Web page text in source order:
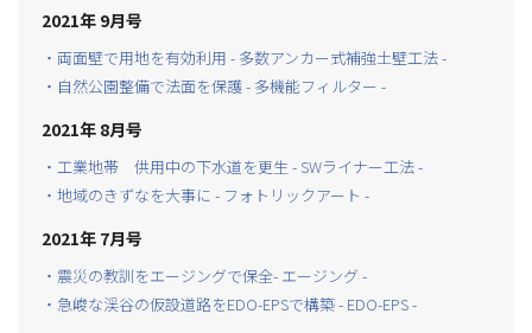
2021年 9月号
・両面壁で用地を有効利用 - 多数アンカー式補強土壁工法 -
・自然公園整備で法面を保護 - 多機能フィルター -
2021年 8月号
・工業地帯 供用中の下水道を更生 - SWライナー工法 -
・地域のきずなを大事に - フォトリックアート -
2021年 7月号
・震災の教訓をエージングで保全- エージング -
・急峻な渓谷の仮設道路をEDO-EPSで構築 - EDO-EPS -